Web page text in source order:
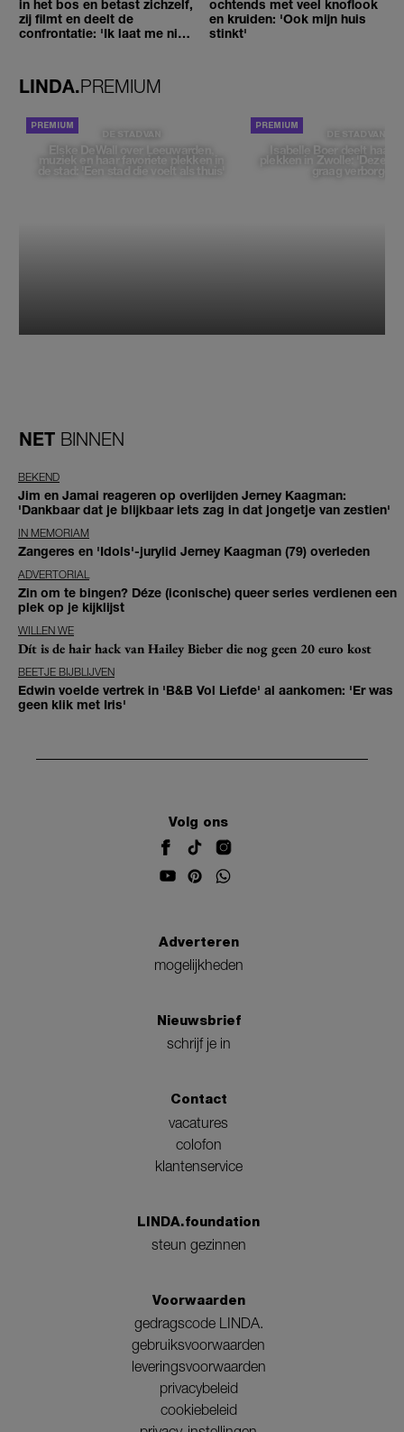
in het bos en betast zichzelf,
zij filmt en deelt de
confrontatie: 'Ik laat me niet
ochtends met veel knoflook
en kruiden: 'Ook mijn huis
stinkt'
LINDA.PREMIUM
DE STAD VAN
Elske DeWall over Leeuwarden,
muziek en haar favoriete plekken in
de stad: 'Een stad die voelt als thuis'
DE STAD VAN
Isabelle Boer deelt haar
plekken in Zwolle: 'Deze
graag verborgen'
NET BINNEN
BEKEND
Jim en Jamai reageren op overlijden Jerney Kaagman:
'Dankbaar dat je blijkbaar iets zag in dat jongetje van zestien'
IN MEMORIAM
Zangeres en 'Idols'-jurylid Jerney Kaagman (79) overleden
ADVERTORIAL
Zin om te bingen? Déze (iconische) queer series verdienen een
plek op je kijklijst
WILLEN WE
Dít is de hair hack van Hailey Bieber die nog geen 20 euro kost
BEETJE BIJBLIJVEN
Edwin voelde vertrek in 'B&B Vol Liefde' al aankomen: 'Er was
geen klik met Iris'
Volg ons
Adverteren
mogelijkheden
Nieuwsbrief
schrijf je in
Contact
vacatures
colofon
klantenservice
LINDA.foundation
steun gezinnen
Voorwaarden
gedragscode LINDA.
gebruiksvoorwaarden
leveringsvoorwaarden
privacybeleid
cookiebeleid